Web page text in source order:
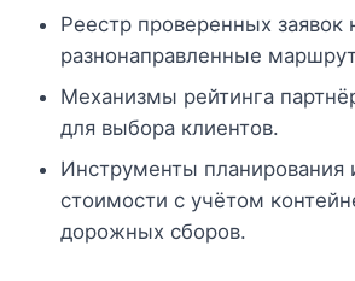
Реестр проверенных заявок
разнонаправленные
Механизмы рейтинга
для выбора клиентов.
Инструменты планирования
стоимости с учётом
дорожных сборов.